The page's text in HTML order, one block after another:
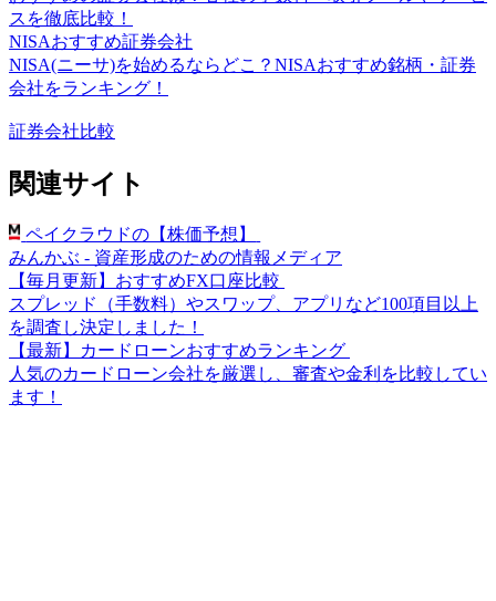
スを徹底比較！
NISAおすすめ証券会社
NISA(ニーサ)を始めるならどこ？NISAおすすめ銘柄・証券
会社をランキング！
証券会社比較
関連サイト
ペイクラウドの【株価予想】
みんかぶ - 資産形成のための情報メディア
【毎月更新】おすすめFX口座比較
スプレッド（手数料）やスワップ、アプリなど100項目以上
を調査し決定しました！
【最新】カードローンおすすめランキング
人気のカードローン会社を厳選し、審査や金利を比較してい
ます！